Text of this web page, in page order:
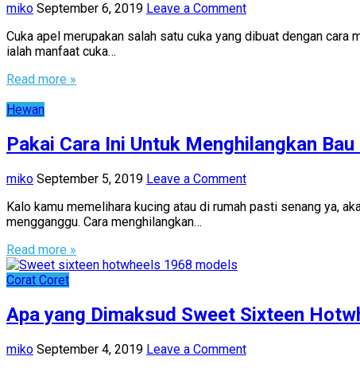
miko September 6, 2019 Leave a Comment
Cuka apel merupakan salah satu cuka yang dibuat dengan
ialah manfaat cuka…
Read more »
Hewan
Pakai Cara Ini Untuk Menghilangkan
miko September 5, 2019 Leave a Comment
Kalo kamu memelihara kucing atau di rumah pasti senang ya,
mengganggu. Cara menghilangkan…
Read more »
Corat Coret
Apa yang Dimaksud Sweet Sixteen
miko September 4, 2019 Leave a Comment